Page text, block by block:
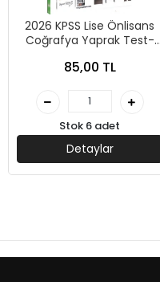
2026 KPSS Lise Önlisans
Coğrafya Yaprak Test-
85,00 TL
Stok 6 adet
Detaylar